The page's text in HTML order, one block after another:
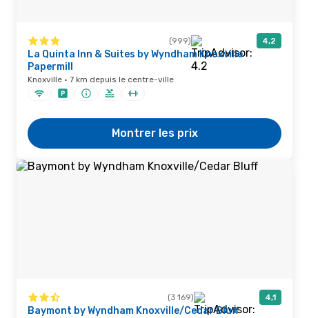
(999) 4,2
La Quinta Inn & Suites by Wyndham Knoxville
Papermill
Knoxville · 7 km depuis le centre-ville
Montrer les prix
(3 169) 4,1
Baymont by Wyndham Knoxville/Cedar Bluff